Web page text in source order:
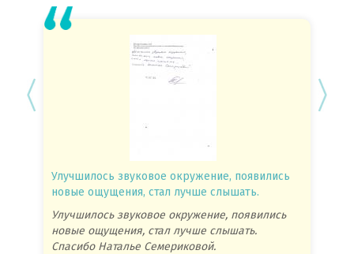
Улучшилось звуковое окружение, появились
новые ощущения, стал лучше слышать.
Улучшилось звуковое окружение, появились
новые ощущения, стал лучше слышать.
Спасибо Наталье Семериковой.